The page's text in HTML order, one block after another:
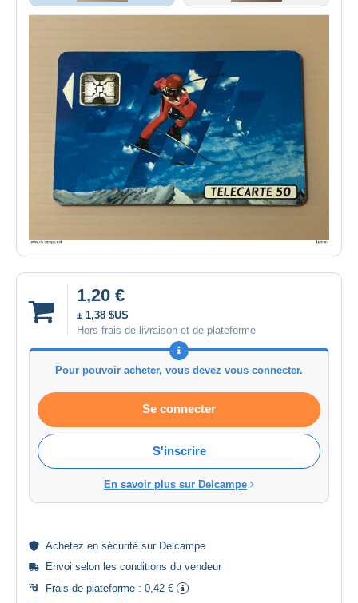
1,20 €
± 1,38 $US
Hors frais de livraison et de plateforme
Pour pouvoir acheter, vous devez vous connecter.
Se connecter
S'inscrire
En savoir plus sur Delcampe
Achetez en sécurité sur Delcampe
Envoi selon les conditions du vendeur
Frais de plateforme : 0,42 €